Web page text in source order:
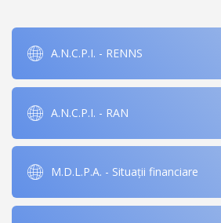
A.N.C.P.I. - RENNS
A.N.C.P.I. - RAN
M.D.L.P.A. - Situații financiare